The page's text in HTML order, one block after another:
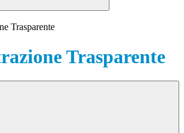
Trasparente
Trasparente